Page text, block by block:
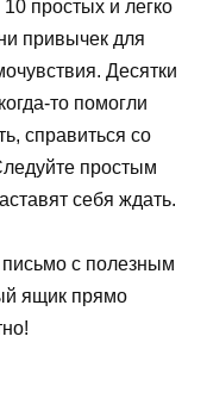
10 простых и легко
привычек для
. Десятки
то помогли
справиться со
простым
себя ждать.
с полезным
ящик прямо